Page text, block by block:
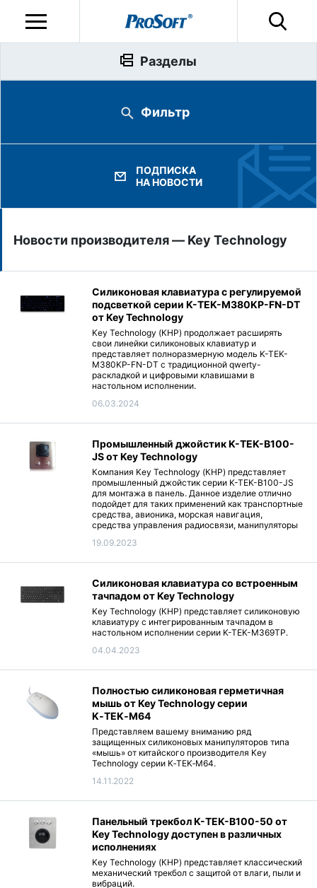
Новости производителя — Key Technology
Силиконовая клавиатура с регулируемой
подсветкой серии K-TEK-M380KP-FN-DT
от Key Technology
Key Technology (КНР) продолжает расширять
свои линейки силиконовых клавиатур и
представляет полноразмерную модель K-TEK-
M380KP-FN-DT с традиционной qwerty-
раскладкой и цифровыми клавишами в
настольном исполнении.
06.03.2024
Промышленный джойстик K-TEK-B100-
JS от Key Technology
Компания Key Technology (КНР) представляет
промышленный джойстик серии K-TEK-B100-JS
для монтажа в панель. Данное изделие отлично
подойдет для таких применений как транспортные
средства, авионика, морская навигация,
средства управления радиосвязи, манипуляторы
19.09.2023
Силиконовая клавиатура со встроенным
тачпадом от Key Technology
Key Technology (КНР) представляет силиконовую
клавиатуру с интегрированным тачпадом в
настольном исполнении серии K-TEK-M369TP.
04.04.2023
Полностью силиконовая герметичная
мышь от Key Technology серии
K‑TEK‑M64
Представляем вашему вниманию ряд
защищенных силиконовых манипуляторов типа
«мышь» от китайского производителя Key
Technology серии K‑TEK‑M64.
14.11.2022
Панельный трекбол K-TEK-B100-50 от
Key Technology доступен в различных
исполнениях
Key Technology (КНР) представляет классический
механический трекбол с защитой от влаги, пыли и
вибраций.
Разделы
Фильтр
ПОДПИСКА
НА НОВОСТИ